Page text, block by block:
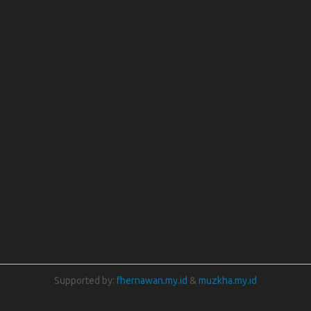
Supported by: fhernawan.my.id & muzkha.my.id